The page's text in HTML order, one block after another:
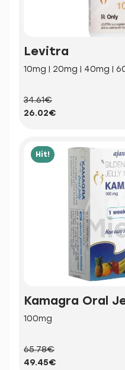
Levitra
10mg | 20mg | 40mg |
34.61€
26.02€
Hit!
Kamagra Oral
100mg
65.78€
49.45€